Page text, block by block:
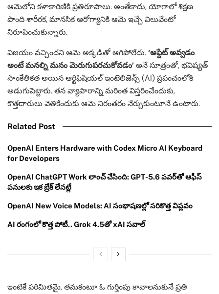
ఆమెలోని కళాకారిణికి ప్రతిరూపాలు. అంతేకాదు, యోగాలో శిక్షణ
పొంది శారీరక, మానసిక ఆరోగ్యానికి ఆమె ఇచ్చే విలువేంటో
నిరూపించుకున్నారు.
విజయం వచ్చిందని ఆమె అక్కడితో ఆగిపోలేదు.‘అప్డేట్ అవ్వడం
అంటే మనల్ని మనం మెరుగుపరచుకోవడం’అనే సూత్రంతో, భవిష్యత్
సాంకేతికత అయిన ఆర్టిఫిషియల్ ఇంటెలిజెన్స్ (AI) ప్రపంచంలోకి
అడుగుపెట్టారు. తన వ్యాపారాన్ని మరింత విస్తరించేందుకు,
కొత్తదారులు వెతికేందుకు ఆమె నిరంతరం నేర్చుకుంటూనే ఉంటారు.
Related Post
OpenAI Enters Hardware with Codex Micro AI Keyboard
for Developers
OpenAI ChatGPT Work లాంచ్ చేసింది: GPT-5.6 పవర్‌తో ఆఫీస్
పనులకు ఇక బ్రేక్ లేనట్లే
OpenAI New Voice Models: AI సంభాషణల్లో సరికొత్త విప్లవం
AI రంగంలో కొత్త పోటీ.. Grok 4.5తో xAI సవాల్
ఇంటికే పరిమితమై, తమకంటూ ఓ గుర్తింపు కావాలనుకునే ప్రతి